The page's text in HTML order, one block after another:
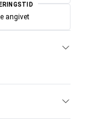
angivet